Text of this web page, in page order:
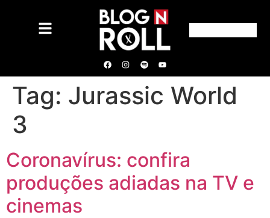
Tag: Jurassic World
3
Coronavírus: confira
produções adiadas na TV e
cinemas